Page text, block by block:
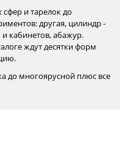
и тарелок до
другая, цилиндр -
и кабинетов, абажур.
ждут десятки форм
до многоярусной плюс все